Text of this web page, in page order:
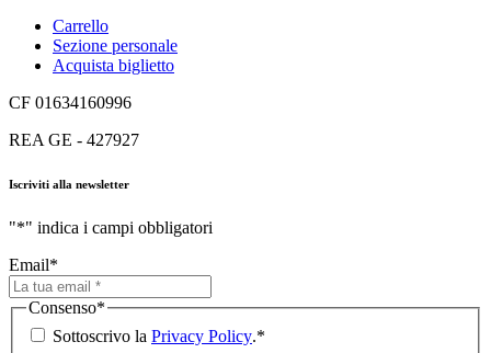
Carrello
Sezione personale
Acquista biglietto
CF 01634160996
REA GE - 427927
Iscriviti alla newsletter
"*" indica i campi obbligatori
Email*
Consenso*
Sottoscrivo la Privacy Policy.*